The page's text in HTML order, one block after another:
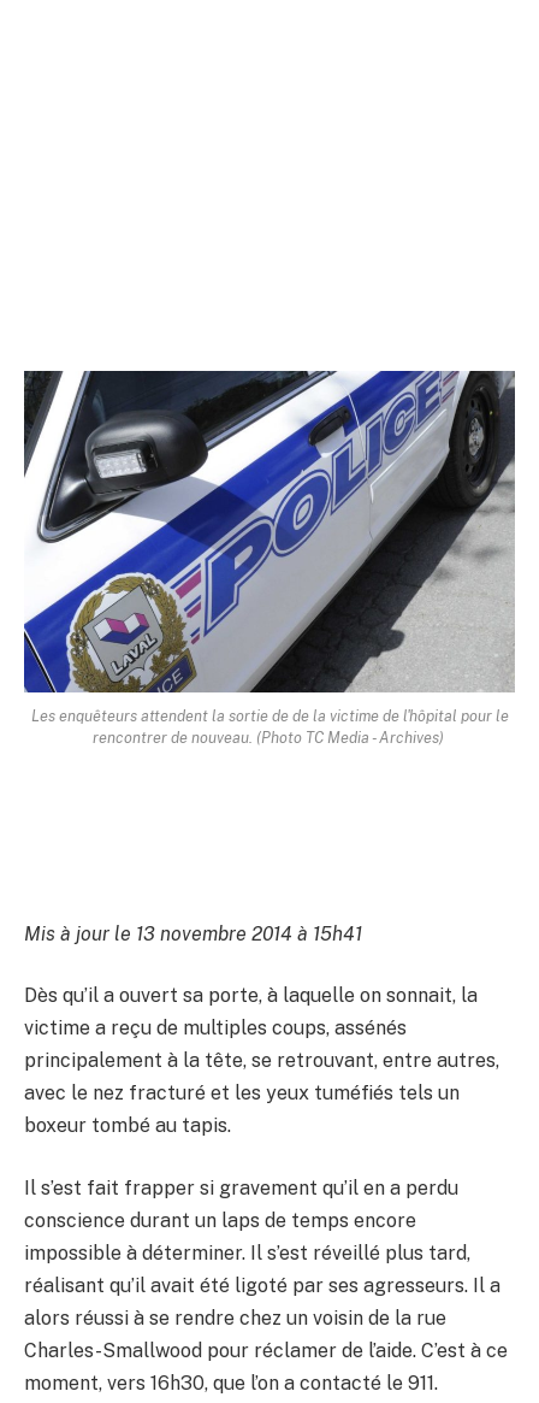
Les enquêteurs attendent la sortie de de la victime de l'hôpital pour le
rencontrer de nouveau. (Photo TC Media - Archives)
Mis à jour le 13 novembre 2014 à 15h41
Dès qu’il a ouvert sa porte, à laquelle on sonnait, la
victime a reçu de multiples coups, assénés
principalement à la tête, se retrouvant, entre autres,
avec le nez fracturé et les yeux tuméfiés tels un
boxeur tombé au tapis.
Il s’est fait frapper si gravement qu’il en a perdu
conscience durant un laps de temps encore
impossible à déterminer. Il s’est réveillé plus tard,
réalisant qu’il avait été ligoté par ses agresseurs. Il a
alors réussi à se rendre chez un voisin de la rue
Charles-Smallwood pour réclamer de l’aide. C’est à ce
moment, vers 16h30, que l’on a contacté le 911.